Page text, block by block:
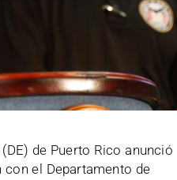
de Puerto Rico anunció
el Departamento de